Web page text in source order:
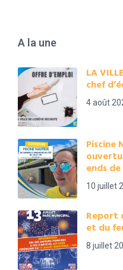
A la une
LA
chef
4 août
Piscine
ends
10 juillet
Report
et du
8 juillet